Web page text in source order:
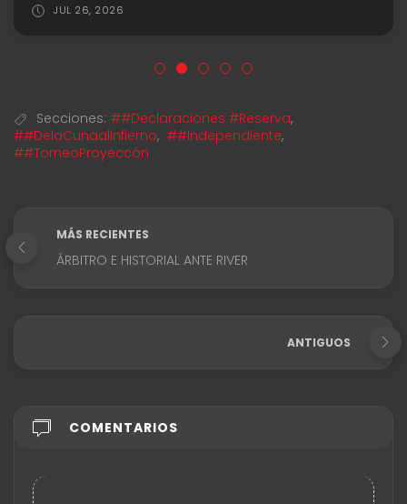
JUL 26, 2026
Secciones: ##Declaraciones #Reserva,
##DelaCunaalInfierno, ##Independiente,
##TorneoProyeccón
MÁS RECIENTES
ÁRBITRO E HISTORIAL ANTE RIVER
ANTIGUOS
COMENTARIOS